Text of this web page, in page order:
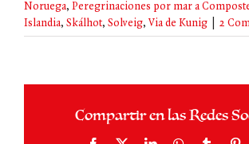
Noruega, Peregrinaciones por mar a
Islandia, Skálhot, Solveig, Via de Kunig 2
Compartir en las Redes